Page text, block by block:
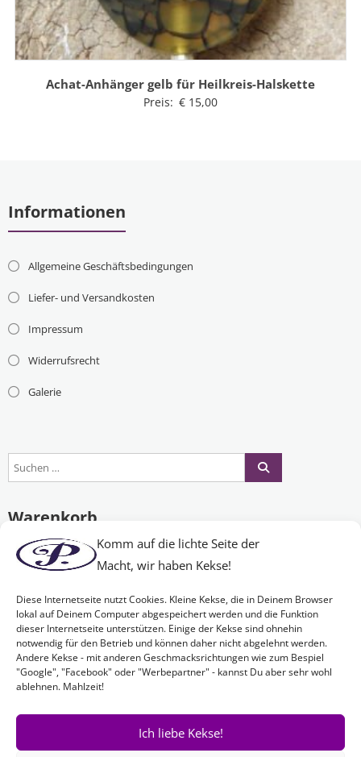
Komm auf die lichte Seite der
Macht, wir haben Kekse!
Diese Internetseite nutzt Cookies. Kleine Kekse, die in Deinem Browser
lokal auf Deinem Computer abgespeichert werden und die Funktion
dieser Internetseite unterstützen. Einige der Kekse sind ohnehin
notwendig für den Betrieb und können daher nicht abgelehnt werden.
Andere Kekse - mit anderen Geschmacksrichtungen wie zum Bespiel
"Google", "Facebook" oder "Werbepartner" - kannst Du aber sehr wohl
ablehnen. Mahlzeit!
Ich liebe Kekse!
Achat-Anhänger gelb für Heilkreis-Halskette
Preis: €15,00
Informationen
Allgemeine Geschäftsbedingungen
Liefer- und Versandkosten
Impressum
Widerrufsrecht
Galerie
Warenkorb
Es befinden sich keine Produkte im Warenkorb.
Nichts Passendes gefunden?
Wenn Sie nach etwas Bestimmtem suchen oder gerne ein Produkt
Ihren Wünschen entsprechend anfertigen lassen möchten,
einfach!